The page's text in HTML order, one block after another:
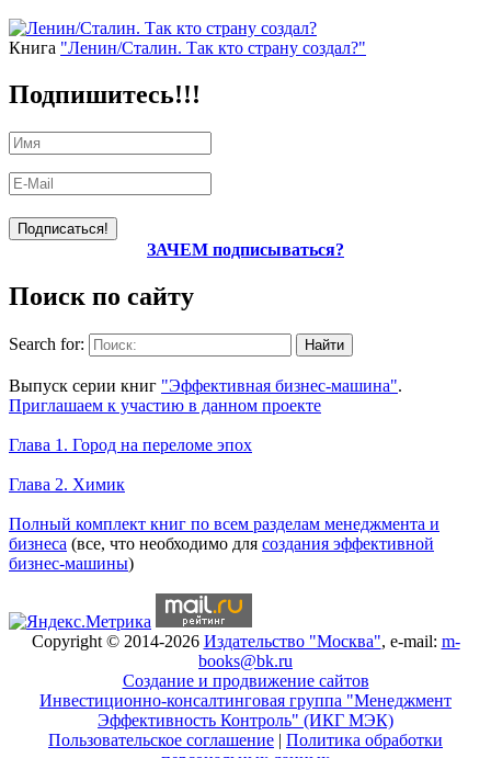
Книга "Ленин/Сталин. Так кто страну создал?"
Подпишитесь!!!
ЗАЧЕМ подписываться?
Поиск по сайту
Search for:
Выпуск серии книг "Эффективная бизнес-машина".
Приглашаем к участию в данном проекте
Глава 1. Город на переломе эпох
Глава 2. Химик
Полный комплект книг по всем разделам менеджмента и
бизнеса (все, что необходимо для создания эффективной
бизнес-машины)
Copyright © 2014-2026 Издательство "Москва", e-mail: m-
books@bk.ru
Создание и продвижение сайтов
Инвестиционно-консалтинговая группа "Менеджмент
Эффективность Контроль" (ИКГ МЭК)
Пользовательское соглашение | Политика обработки